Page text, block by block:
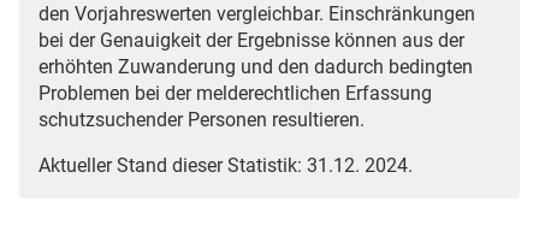
den Vorjahreswerten vergleichbar. Einschränkungen
bei der Genauigkeit der Ergebnisse können aus der
erhöhten Zuwanderung und den dadurch bedingten
Problemen bei der melderechtlichen Erfassung
schutzsuchender Personen resultieren.
Aktueller Stand dieser Statistik: 31.12. 2024.